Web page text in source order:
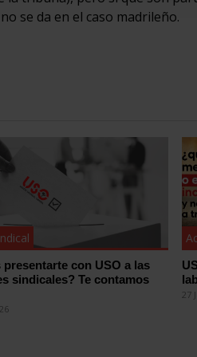
se da en el caso madrileño.
presentarte con USO a las
sindicales? Te contamos
27